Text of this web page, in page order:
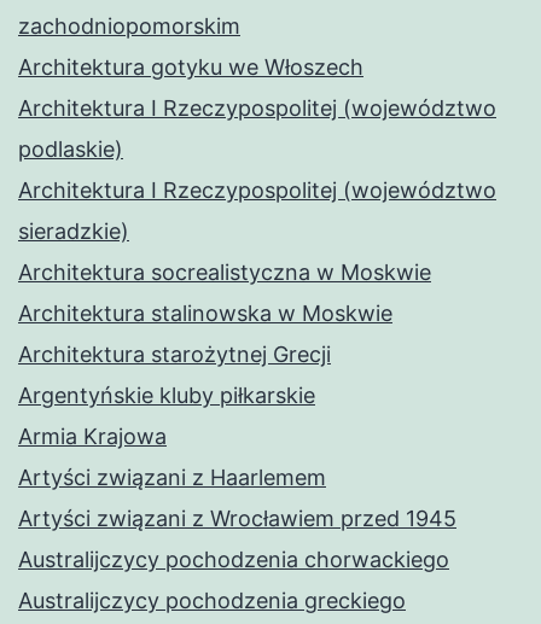
zachodniopomorskim
Architektura gotyku we Włoszech
Architektura I Rzeczypospolitej (województwo
podlaskie)
Architektura I Rzeczypospolitej (województwo
sieradzkie)
Architektura socrealistyczna w Moskwie
Architektura stalinowska w Moskwie
Architektura starożytnej Grecji
Argentyńskie kluby piłkarskie
Armia Krajowa
Artyści związani z Haarlemem
Artyści związani z Wrocławiem przed 1945
Australijczycy pochodzenia chorwackiego
Australijczycy pochodzenia greckiego